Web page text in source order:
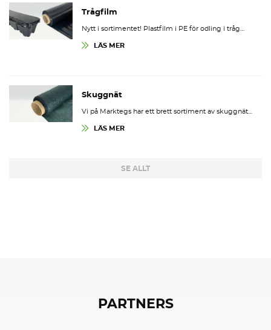
Trågfilm
Nytt i sortimentet! Plastfilm i PE för odling i tråg…
LÄS MER
Skuggnät
Vi på Marktegs har ett brett sortiment av skuggnät…
LÄS MER
SE ALLT
PARTNERS